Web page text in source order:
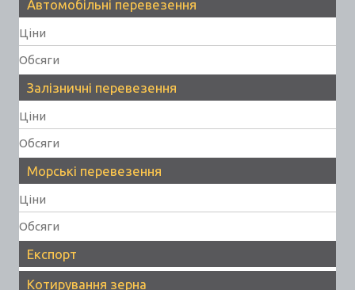
Автомобільні перевезення
Ціни
Обсяги
Залізничні перевезення
Ціни
Обсяги
Морські перевезення
Ціни
Обсяги
Експорт
Котирування зерна